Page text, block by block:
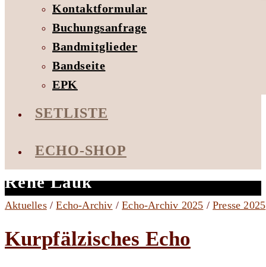
Kontaktformular
Buchungsanfrage
Bandmitglieder
Bandseite
EPK
SETLISTE
ECHO-SHOP
Rene Lauk
Aktuelles/Echo-Archiv /Echo-Archiv 2025 /Presse 2025
Kurpfälzisches Echo